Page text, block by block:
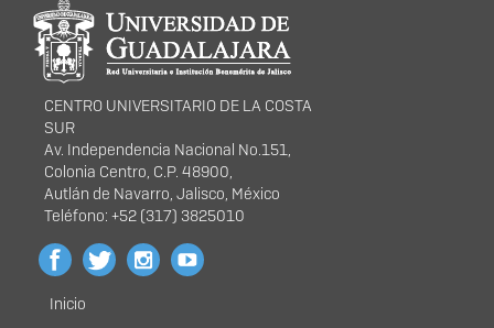
portal
CENTRO UNIVERSITARIO DE LA COSTA
SUR
Av. Independencia Nacional No.151,
Colonia Centro, C.P. 48900,
Autlán de Navarro, Jalisco, México
Teléfono: +52 (317) 3825010
Menú
Inicio